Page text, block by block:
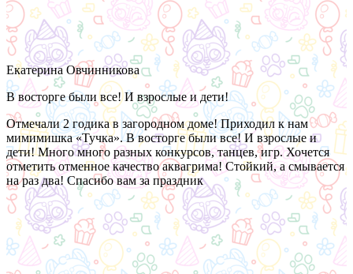
Екатерина Овчинникова
В восторге были все! И взрослые и дети!
Отмечали 2 годика в загородном доме! Приходил к нам
мимимишка «Тучка». В восторге были все! И взрослые и
дети! Много много разных конкурсов, танцев, игр. Хочется
отметить отменное качество аквагрима! Стойкий, а смывается
на раз два! Спасибо вам за праздник